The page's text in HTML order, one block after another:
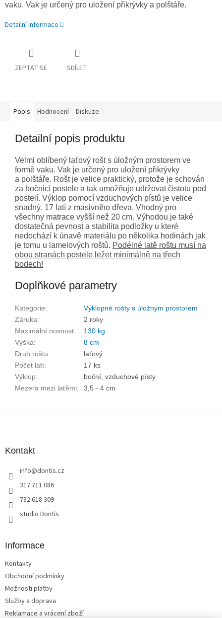
vaku. Vak je určený pro uložení přikrývky a polštáře.
Detailní informace
ZEPTAT SE SDÍLET
Popis Hodnocení Diskuze
Detailní popis produktu
Velmi oblíbený laťový rošt s úložným prostorem ve
formě vaku. Vak je určený pro uložení přikrývky
a polštáře. Rošt je velice praktický, protože je schován
za bočnicí postele a tak umožňuje udržovat čistotu pod
postelí. Výklop pomocí vzduchových pístů je velice
snadný. 17 latí z masivního dřeva. Vhodný pro
všechny matrace vyšší než 20 cm. Výhodou je také
dostatečná pevnost a stabilita podložky u které
nedochází k únavě materiálu po několika hodinách jak
je tomu u lamelových roštů. Podélné latě roštu musí na
obou stranách postele ležet minimálně na třech
bodech!
Doplňkové parametry
Kategorie:
Výklopné rošty s úložným prostorem
Záruka:
2 roky
Maximální nosnost:
130 kg
Výška:
8 cm
Druh roštu:
laťový
Počet latí:
17 ks
Výklop:
boční, vzduchové písty
Mezera mezi laťěmi: 3,5 - 4 cm
Kontakt
info@dontis.cz
317 711 086
732 618 309
studio Dontis
Informace
Kontakty
Obchodní podmínky
Možnosti platby
Služby a doprava
Reklamace a vrácení zboží